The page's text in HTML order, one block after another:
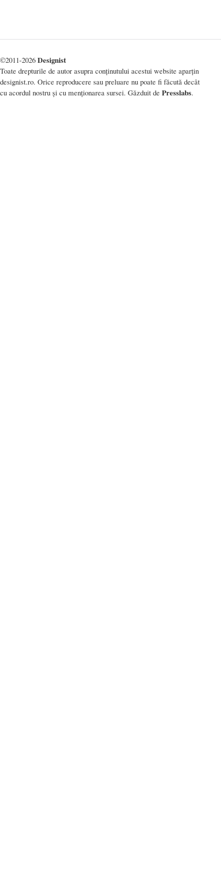
©2011-2026 Designist
Toate drepturile de autor asupra conținutului acestui website aparțin
designist.ro. Orice reproducere sau preluare nu poate fi făcută decât
cu acordul nostru și cu menționarea sursei. Găzduit de Presslabs.